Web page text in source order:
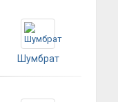
Шумбрат